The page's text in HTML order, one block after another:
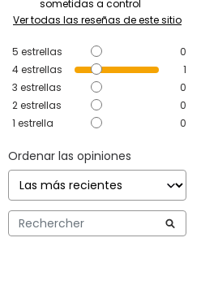
sometidas a control
Ver todas las reseñas de este sitio
5 estrellas
0
4estrellas
1
3 estrellas
0
2estrellas
0
1 estrella 0
Ordenar las opiniones